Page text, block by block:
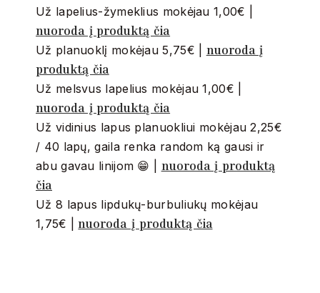
Už lapelius-žymeklius mokėjau 1,00€ |
nuoroda į produktą čia
Už planuoklį mokėjau 5,75€ | nuoroda į
produktą čia
Už melsvus lapelius mokėjau 1,00€ |
nuoroda į produktą čia
Už vidinius lapus planuokliui mokėjau 2,25€
/ 40 lapų, gaila renka random ką gausi ir
abu gavau linijom 😁 | nuoroda į produktą
čia
Už 8 lapus lipdukų-burbuliukų mokėjau
1,75€ |nuoroda į produktą čia